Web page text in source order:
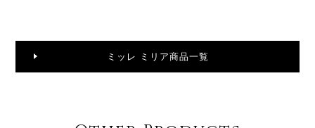
ミッレ ミリア商品一覧